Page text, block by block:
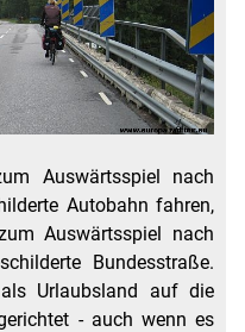
Auswärtsspiel nach
Autobahn fahren,
Auswärtsspiel nach
Bundesstraße.
Urlaubsland auf die
- auch wenn es